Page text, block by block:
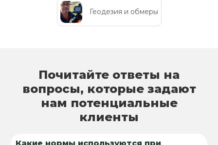
Геодезия и обмеры
Почитайте ответы на
вопросы, которые задают
нам потенциальные
клиенты
Какие нормы используются при